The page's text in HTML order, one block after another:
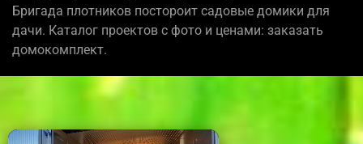
Бригада плотников постороит садовые домики для
дачи. Каталог проектов с фото и ценами: заказать
домокомплект.